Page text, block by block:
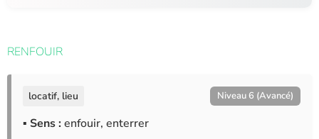
RENFOUIR
locatif, lieu Niveau 6 (Avancé)
▪ Sens : enfouir, enterrer